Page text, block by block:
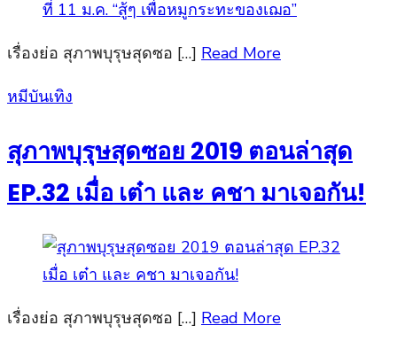
เรื่องย่อ สุภาพบุรุษสุดซอ […] Read More
Posted
หมีบันเทิง
สุภาพบุรุษสุดซอย 2019 ตอนล่าสุด
EP.32 เมื่อ เต๋า และ คชา มาเจอกัน!
เรื่องย่อ สุภาพบุรุษสุดซอ […] Read More